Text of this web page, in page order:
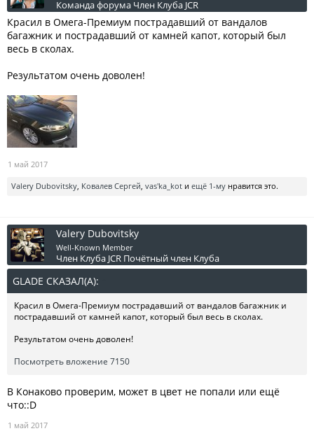
Команда форума Член Клуба JCR
Красил в Омега-Премиум пострадавший от вандалов
багажник и пострадавший от камней капот, который был
весь в сколах.
Результатом очень доволен!
1 май 2017
Valery Dubovitsky, Ковалев Сергей, vas'ka_kot и ещё 1-му нравится это.
Valery Dubovitsky
Well-Known Member
Член Клуба JCR Почётный член Клуба
GLADE СКАЗАЛ(А):
Красил в Омега-Премиум пострадавший от вандалов багажник и
пострадавший от камней капот, который был весь в сколах.
Результатом очень доволен!
Посмотреть вложение 7150
В Конаково проверим, может в цвет не попали или ещё
что::D
1 май 2017